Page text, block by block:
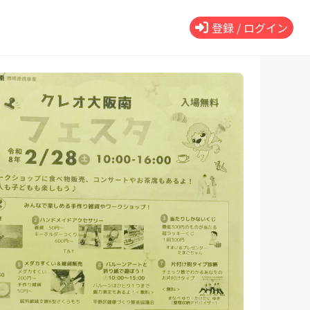
登録 / ログイン